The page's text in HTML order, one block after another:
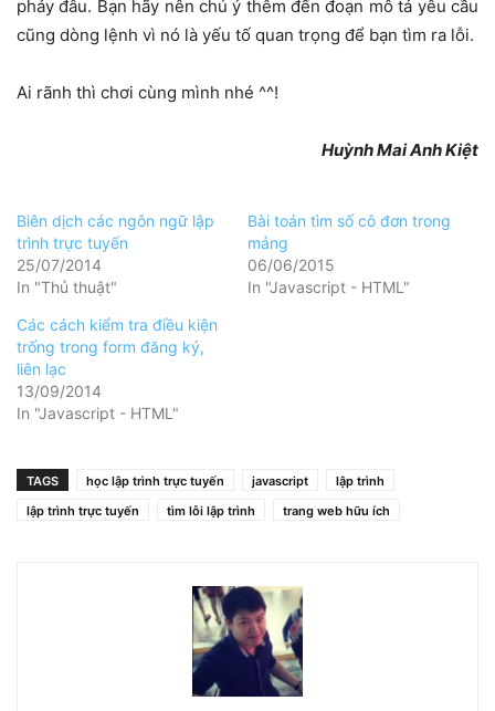
phảy đâu. Bạn hãy nên chú ý thêm đến đoạn mô tả yêu cầu
cũng dòng lệnh vì nó là yếu tố quan trọng để bạn tìm ra lỗi.
Ai rãnh thì chơi cùng mình nhé ^^!
Huỳnh Mai Anh Kiệt
Biên dịch các ngôn ngữ lập
trình trực tuyến
25/07/2014
In "Thủ thuật"
Bài toán tìm số cô đơn trong
mảng
06/06/2015
In "Javascript - HTML"
Các cách kiểm tra điều kiện
trống trong form đăng ký,
liên lạc
13/09/2014
In "Javascript - HTML"
TAGS học lập trình trực tuyến javascript
lập trình
lập trình trực tuyến
tìm lỗi lập trình trang web hữu ích